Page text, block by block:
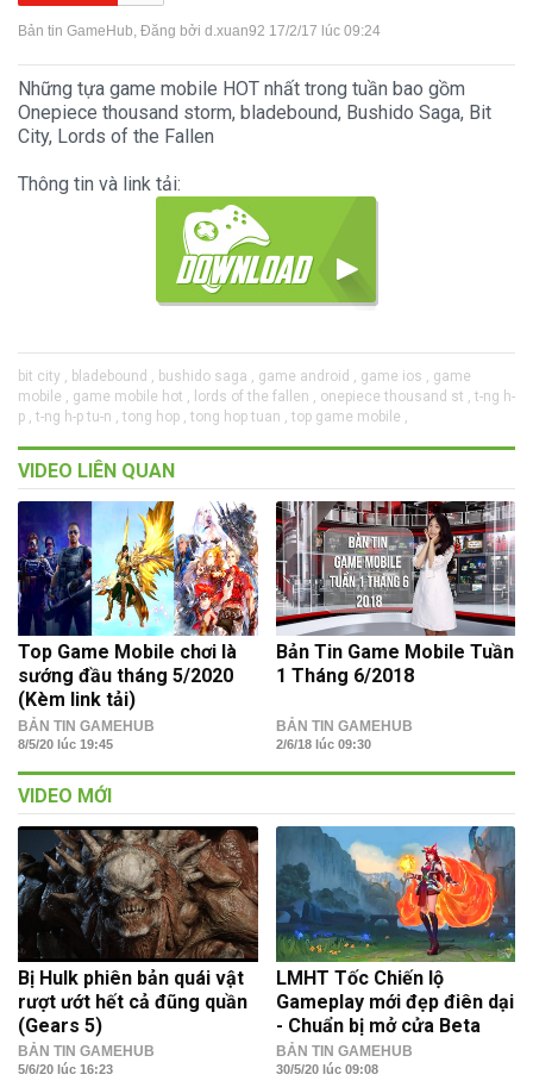
Bản tin GameHub, Đăng bởi d.xuan92 17/2/17 lúc 09:24
Những tựa game mobile HOT nhất trong tuần bao gồm
Onepiece thousand storm, bladebound, Bushido Saga, Bit
City, Lords of the Fallen
Thông tin và link tải:
bit city , bladebound , bushido saga , game android , game ios , game
mobile , game mobile hot , lords of the fallen , onepiece thousand st , t-ng h-
p , t-ng h-p tu-n , tong hop , tong hop tuan , top game mobile ,
VIDEO LIÊN QUAN
Top Game Mobile chơi là
sướng đầu tháng 5/2020
(Kèm link tải)
BẢN TIN GAMEHUB
8/5/20 lúc 19:45
Bản Tin Game Mobile Tuần
1 Tháng 6/2018
BẢN TIN GAMEHUB
2/6/18 lúc 09:30
VIDEO MỚI
Bị Hulk phiên bản quái vật
rượt ướt hết cả đũng quần
(Gears 5)
BẢN TIN GAMEHUB
5/6/20 lúc 16:23
LMHT Tốc Chiến lộ
Gameplay mới đẹp điên dại
- Chuẩn bị mở cửa Beta
BẢN TIN GAMEHUB
30/5/20 lúc 09:08